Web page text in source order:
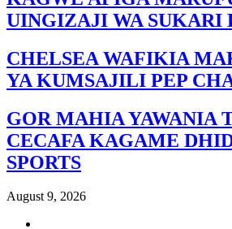
UINGIZAJI WA SUKARI
CHELSEA WAFIKIA
YA KUMSAJILI PEP
GOR MAHIA YAWANIA
CECAFA KAGAME
SPORTS
August 9, 2026